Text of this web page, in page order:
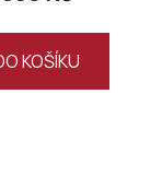
KOŠÍKU